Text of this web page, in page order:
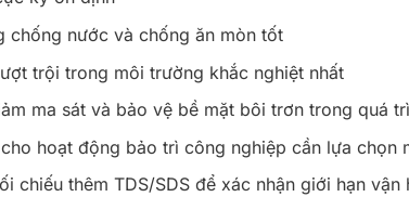
chống nước và chống ăn mòn tốt
trội trong môi trường khắc nghiệt nhất
ma sát và bảo vệ bề mặt bôi trơn trong quá
hoạt động bảo trì công nghiệp cần lựa
chiếu thêm TDS/SDS để xác nhận giới hạn